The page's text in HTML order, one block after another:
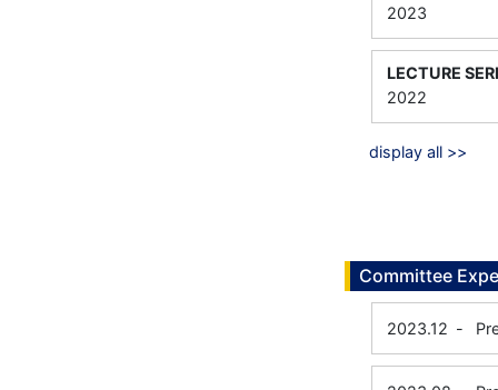
2023
LECTURE
2022
display all >>
Committee
2023.12 -